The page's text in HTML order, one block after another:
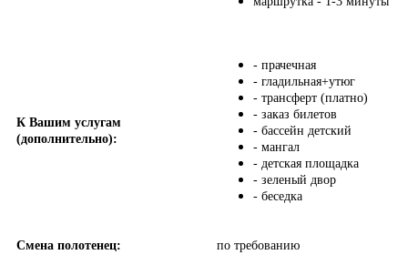
К Вашим услугам
(дополнительно):
- прачечная
- гладильная+утюг
- трансферт (платно)
- заказ билетов
- бассейн детский
- мангал
- детская площадка
- зеленый двор
- беседка
Смена полотенец: по требованию